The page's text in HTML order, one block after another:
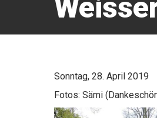
Sonntag, 28. April 2019
Fotos: Sämi